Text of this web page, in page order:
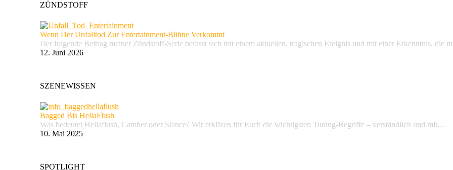
ZÜNDSTOFF
Wenn Der Unfalltod Zur Entertainment-Bühne Verkommt
Der folgende Beitrag meiner Zündstoff-Serie befasst sich mit einem aktuellen, tragischen Ereignis und mit einer Erkenntnis, die
12. Juni 2026
SZENEWISSEN
Bagged Bis HellaFlush
Was bedeutet Hellaflush, Camber oder Stance? Wir erklären für Euch die wichtigsten Tuning-Begriffe – verständlich und mit…
10. Mai 2025
SPOTLIGHT